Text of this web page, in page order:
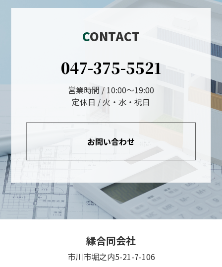
CONTACT
047-375-5521
営業時間 / 10:00～19:00
定休日 / 火・水・祝日
お問い合わせ
縁合同会社
市川市堀之内5-21-7-106